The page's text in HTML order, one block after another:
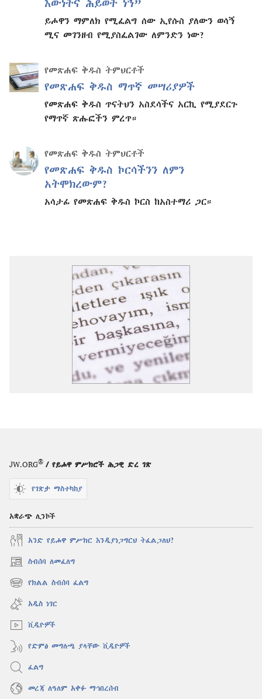
እውነትና ሕይወት ነኝ”
ይሖዋን ማምለክ የሚፈልግ ሰው ኢየሱስ ያለውን ወሳኝ
ሚና መገንዘብ የሚያስፈልገው ለምንድን ነው?
የመጽሐፍ ቅዱስ ትምህርቶች
የመጽሐፍ ቅዱስ ማጥኛ መሣሪያዎች
የመጽሐፍ ቅዱስ ጥናትህን አስደሳችና አርኪ የሚያደርጉ
የማጥኛ ጽሑፎችን ምረጥ።
የመጽሐፍ ቅዱስ ትምህርቶች
የመጽሐፍ ቅዱስ ኮርሳችንን ለምን
አትሞክረውም?
አሳታፊ የመጽሐፍ ቅዱስ ኮርስ ከአስተማሪ ጋር።
JW.ORG® / የይሖዋ ምሥክሮች ሕጋዊ ድረ ገጽ
የገጽታ ማስተካከያ
አቋራጭ ሊንኮች
አንድ የይሖዋ ምሥክር እንዲያነጋግርህ ትፈልጋለህ?
ስብሰባ ለመፈለግ
(አዲስ
ዊንዶው
ክፈት)
የክልል ስብሰባ ፈልግ
(አዲስ
ዊንዶው
ክፈት)
አዲስ ነገር
ቪዲዮዎች
የድምፅ መግለጫ ያላቸው ቪዲዮዎች
ፈልግ
መረጃ ለዓለም አቀፉ ማኅበረሰብ